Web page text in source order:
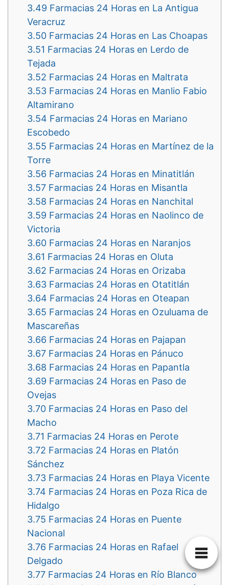
3.49 Farmacias 24 Horas en La Antigua
Veracruz
3.50 Farmacias 24 Horas en Las Choapas
3.51 Farmacias 24 Horas en Lerdo de
Tejada
3.52 Farmacias 24 Horas en Maltrata
3.53 Farmacias 24 Horas en Manlio Fabio
Altamirano
3.54 Farmacias 24 Horas en Mariano
Escobedo
3.55 Farmacias 24 Horas en Martínez de la
Torre
3.56 Farmacias 24 Horas en Minatitlán
3.57 Farmacias 24 Horas en Misantla
3.58 Farmacias 24 Horas en Nanchital
3.59 Farmacias 24 Horas en Naolinco de
Victoria
3.60 Farmacias 24 Horas en Naranjos
3.61 Farmacias 24 Horas en Oluta
3.62 Farmacias 24 Horas en Orizaba
3.63 Farmacias 24 Horas en Otatitlán
3.64 Farmacias 24 Horas en Oteapan
3.65 Farmacias 24 Horas en Ozuluama de
Mascareñas
3.66 Farmacias 24 Horas en Pajapan
3.67 Farmacias 24 Horas en Pánuco
3.68 Farmacias 24 Horas en Papantla
3.69 Farmacias 24 Horas en Paso de
Ovejas
3.70 Farmacias 24 Horas en Paso del
Macho
3.71 Farmacias 24 Horas en Perote
3.72 Farmacias 24 Horas en Platón
Sánchez
3.73 Farmacias 24 Horas en Playa Vicente
3.74 Farmacias 24 Horas en Poza Rica de
Hidalgo
3.75 Farmacias 24 Horas en Puente
Nacional
3.76 Farmacias 24 Horas en Rafael
Delgado
3.77 Farmacias 24 Horas en Río Blanco